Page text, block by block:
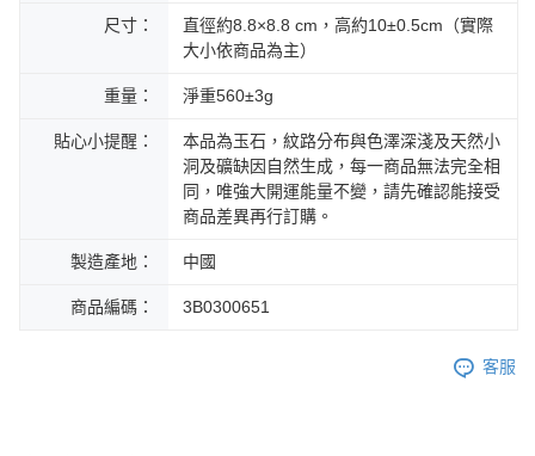
尺寸：
直徑約8.8×8.8 cm，高約10±0.5cm（實際
大小依商品為主）
重量： 淨重560±3g
貼心小提醒：
本品為玉石，紋路分布與色澤深淺及天然小
洞及礦缺因自然生成，每一商品無法完全相
同，唯強大開運能量不變，請先確認能接受
商品差異再行訂購。
製造產地： 中國
商品編碼： 3B0300651
客服